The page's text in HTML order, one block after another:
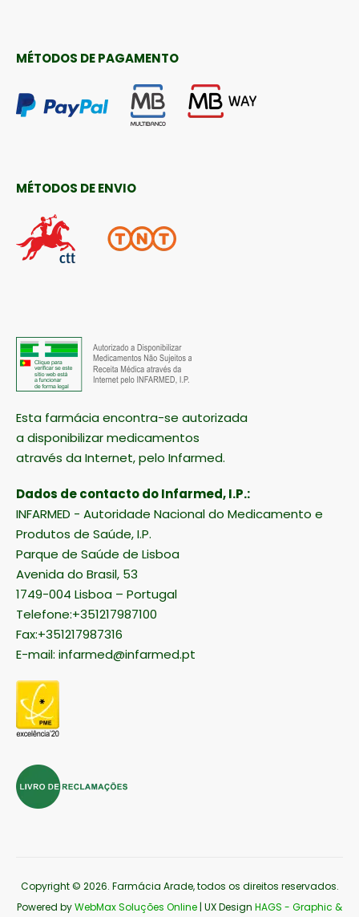
MÉTODOS DE PAGAMENTO
MÉTODOS DE ENVIO
Esta farmácia encontra-se autorizada
a disponibilizar medicamentos
através da Internet, pelo Infarmed.
Dados de contacto do Infarmed, I.P.:
INFARMED - Autoridade Nacional do Medicamento e
Produtos de Saúde, I.P.
Parque de Saúde de Lisboa
Avenida do Brasil, 53
1749-004 Lisboa – Portugal
Telefone:+351217987100
Fax:+351217987316
E-mail: infarmed@infarmed.pt
Copyright © 2026. Farmácia Arade, todos os direitos reservados.
Powered byWebMax Soluções Online | UX Design HAGS - Graphic &